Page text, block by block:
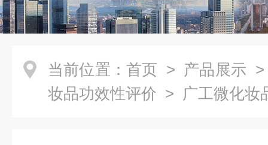
当前位置： 首页 > 产品展示
妆品功效性评价 > 广工微化妆